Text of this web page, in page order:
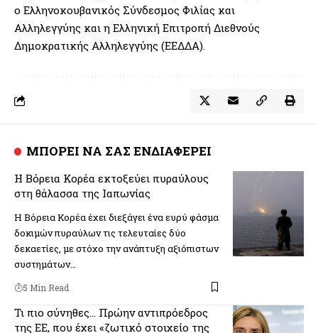
ο Ελληνοκουβανικός Σύνδεσμος Φιλίας και
Αλληλεγγύης και η Ελληνική Επιτροπή Διεθνούς
Δημοκρατικής Αλληλεγγύης (ΕΕΔΔΑ).
ΜΠΟΡΕΙ ΝΑ ΣΑΣ ΕΝΔΙΑΦΕΡΕΙ
Η Βόρεια Κορέα εκτοξεύει πυραύλους
στη θάλασσα της Ιαπωνίας
Η Βόρεια Κορέα έχει διεξάγει ένα ευρύ φάσμα
δοκιμών πυραύλων τις τελευταίες δύο
δεκαετίες, με στόχο την ανάπτυξη αξιόπιστων
συστημάτων…
5 Min Read
Τι πιο σύνηθες… Πρώην αντιπρόεδρος
της ΕΕ, που έχει «ζωτικό στοιχείο της